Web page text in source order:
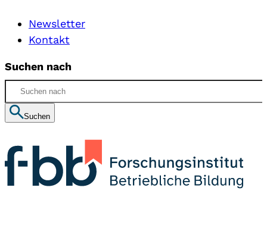
Newsletter
Kontakt
Suchen nach
Suchen